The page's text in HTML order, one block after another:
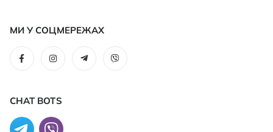
МИ У СОЦМЕРЕЖАХ
CHAT BOTS